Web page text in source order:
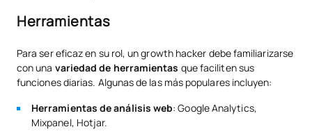
Herramientas
Para ser eficaz en su rol, un growth hacker debe familiarizarse
con una variedad de herramientas que faciliten sus
funciones diarias. Algunas de las más populares incluyen:
Herramientas de análisis web: Google Analytics,
Mixpanel, Hotjar.